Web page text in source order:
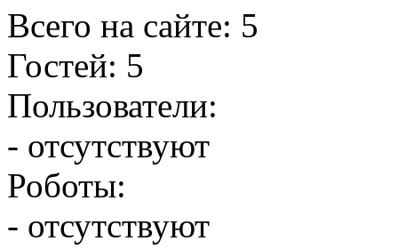
Всего на сайте: 5
Гостей: 5
Пользователи:
- отсутствуют
Роботы:
- отсутствуют